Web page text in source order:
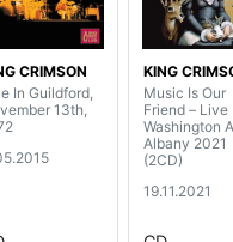
CRIMSON
In Guildford,
13th,
KING
Music Is Our
Friend – Live
Washington
Albany 2021
(2CD)
19.11.2021